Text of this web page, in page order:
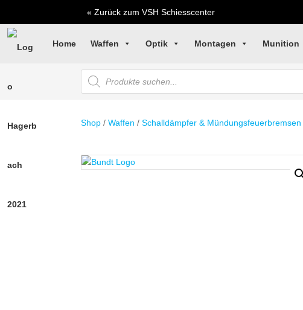
« Zurück zum VSH Schiesscenter
Home Waffen Optik Montagen Munition
Products
search
Shop /Waffen /Schalldämpfer & Mündungsfeuerbremsen